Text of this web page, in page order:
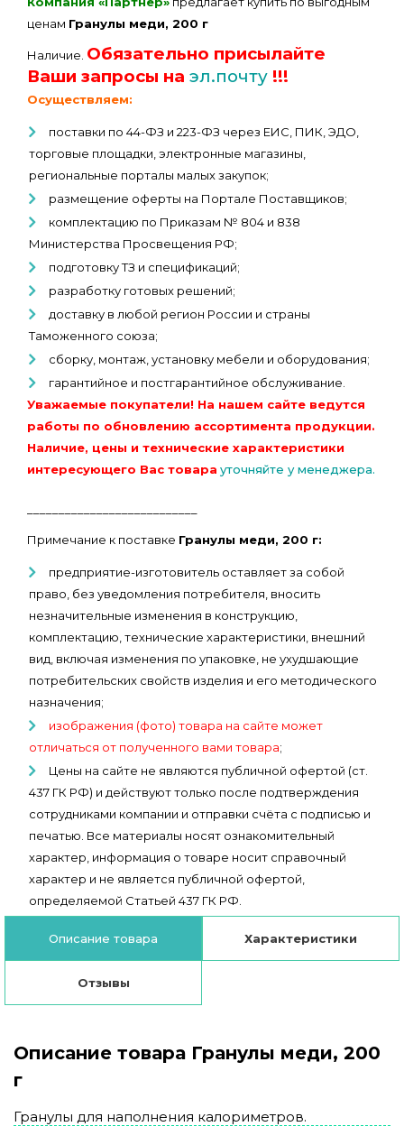
ценам Гранулы меди, 200 г
Наличие. Обязательно присылайте
Ваши запросы на эл.почту !!!
Осуществляем:
поставки по 44-ФЗ и 223-ФЗ через ЕИС, ПИК, ЭДО,
торговые площадки, электронные магазины,
региональные порталы малых закупок;
размещение оферты на Портале Поставщиков;
комплектацию по Приказам № 804 и 838
Министерства Просвещения РФ;
подготовку ТЗ и спецификаций;
разработку готовых решений;
доставку в любой регион России и страны
Таможенного союза;
сборку, монтаж, установку мебели и оборудования;
гарантийное и постгарантийное обслуживание.
Уважаемые покупатели! На нашем сайте ведутся
работы по обновлению ассортимента продукции.
Наличие, цены и технические характеристики
интересующего Вас товара уточняйте у менеджера.
Примечание к поставке Гранулы меди, 200 г:
предприятие-изготовитель оставляет за собой
право, без уведомления потребителя, вносить
незначительные изменения в конструкцию,
комплектацию, технические характеристики, внешний
вид, включая изменения по упаковке, не ухудшающие
потребительских свойств изделия и его методического
назначения;
изображения (фото) товара на сайте может
отличаться от полученного вами товара;
Цены на сайте не являются публичной офертой (ст.
437 ГК РФ) и действуют только после подтверждения
сотрудниками компании и отправки счёта с подписью и
печатью. Все материалы носят ознакомительный
характер, информация о товаре носит справочный
характер и не является публичной офертой,
определяемой Статьей 437 ГК РФ.
Описание товара Характеристики
Отзывы
Описание товара Гранулы меди, 200
г
Гранулы для наполнения калориметров.